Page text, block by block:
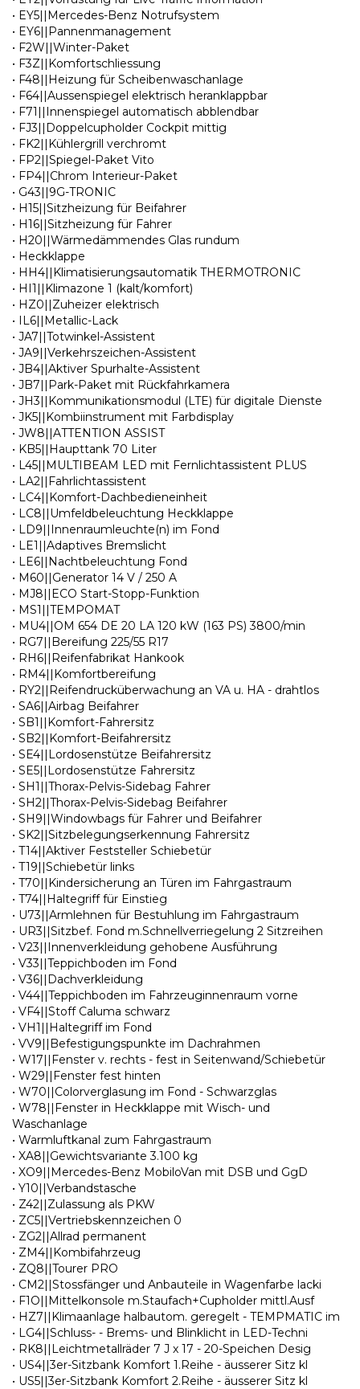
• EY5||Mercedes-Benz Notrufsystem
• EY6||Pannenmanagement
• F2W||Winter-Paket
• F3Z||Komfortschliessung
• F48||Heizung für Scheibenwaschanlage
• F64||Aussenspiegel elektrisch heranklappbar
• F71||Innenspiegel automatisch abblendbar
• FJ3||Doppelcupholder Cockpit mittig
• FK2||Kühlergrill verchromt
• FP2||Spiegel-Paket Vito
• FP4||Chrom Interieur-Paket
• G43||9G-TRONIC
• H15||Sitzheizung für Beifahrer
• H16||Sitzheizung für Fahrer
• H20||Wärmedämmendes Glas rundum
• Heckklappe
• HH4||Klimatisierungsautomatik THERMOTRONIC
• HI1||Klimazone 1 (kalt/komfort)
• HZ0||Zuheizer elektrisch
• IL6||Metallic-Lack
• JA7||Totwinkel-Assistent
• JA9||Verkehrszeichen-Assistent
• JB4||Aktiver Spurhalte-Assistent
• JB7||Park-Paket mit Rückfahrkamera
• JH3||Kommunikationsmodul (LTE) für digitale Dienste
• JK5||Kombiinstrument mit Farbdisplay
• JW8||ATTENTION ASSIST
• KB5||Haupttank 70 Liter
• L45||MULTIBEAM LED mit Fernlichtassistent PLUS
• LA2||Fahrlichtassistent
• LC4||Komfort-Dachbedieneinheit
• LC8||Umfeldbeleuchtung Heckklappe
• LD9||Innenraumleuchte(n) im Fond
• LE1||Adaptives Bremslicht
• LE6||Nachtbeleuchtung Fond
• M60||Generator 14 V / 250 A
• MJ8||ECO Start-Stopp-Funktion
• MS1||TEMPOMAT
• MU4||OM 654 DE 20 LA 120 kW (163 PS) 3800/min
• RG7||Bereifung 225/55 R17
• RH6||Reifenfabrikat Hankook
• RM4||Komfortbereifung
• RY2||Reifendrucküberwachung an VA u. HA - drahtlos
• SA6||Airbag Beifahrer
• SB1||Komfort-Fahrersitz
• SB2||Komfort-Beifahrersitz
• SE4||Lordosenstütze Beifahrersitz
• SE5||Lordosenstütze Fahrersitz
• SH1||Thorax-Pelvis-Sidebag Fahrer
• SH2||Thorax-Pelvis-Sidebag Beifahrer
• SH9||Windowbags für Fahrer und Beifahrer
• SK2||Sitzbelegungserkennung Fahrersitz
• T14||Aktiver Feststeller Schiebetür
• T19||Schiebetür links
• T70||Kindersicherung an Türen im Fahrgastraum
• T74||Haltegriff für Einstieg
• U73||Armlehnen für Bestuhlung im Fahrgastraum
• UR3||Sitzbef. Fond m.Schnellverriegelung 2 Sitzreihen
• V23||Innenverkleidung gehobene Ausführung
• V33||Teppichboden im Fond
• V36||Dachverkleidung
• V44||Teppichboden im Fahrzeuginnenraum vorne
• VF4||Stoff Caluma schwarz
• VH1||Haltegriff im Fond
• VV9||Befestigungspunkte im Dachrahmen
• W17||Fenster v. rechts - fest in Seitenwand/Schiebetür
• W29||Fenster fest hinten
• W70||Colorverglasung im Fond - Schwarzglas
• W78||Fenster in Heckklappe mit Wisch- und
Waschanlage
• Warmluftkanal zum Fahrgastraum
• XA8||Gewichtsvariante 3.100 kg
• XO9||Mercedes-Benz MobiloVan mit DSB und GgD
• Y10||Verbandstasche
• Z42||Zulassung als PKW
• ZC5||Vertriebskennzeichen 0
• ZG2||Allrad permanent
• ZM4||Kombifahrzeug
• ZQ8||Tourer PRO
• CM2||Stossfänger und Anbauteile in Wagenfarbe lacki
• F1O||Mittelkonsole m.Staufach+Cupholder mittl.Ausf
• HZ7||Klimaanlage halbautom. geregelt - TEMPMATIC im
• LG4||Schluss- - Brems- und Blinklicht in LED-Techni
• RK8||Leichtmetallräder 7 J x 17 - 20-Speichen Desig
• US4||3er-Sitzbank Komfort 1.Reihe - äusserer Sitz kl
• US5||3er-Sitzbank Komfort 2.Reihe - äusserer Sitz kl